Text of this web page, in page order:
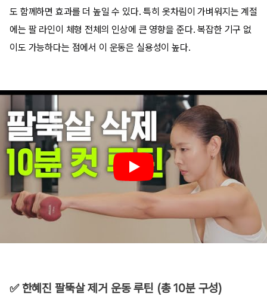
도 함께하면 효과를 더 높일 수 있다. 특히 옷차림이 가벼워지는 계절
에는 팔 라인이 체형 전체의 인상에 큰 영향을 준다. 복잡한 기구 없
이도 가능하다는 점에서 이 운동은 실용성이 높다.
✅ 한혜진 팔뚝살 제거 운동 루틴 (총 10분 구성)